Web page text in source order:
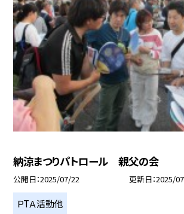
納涼まつりパトロール 親父の会
公開日 2025/07/22 更新日 2025/
ＰTＡ活動他